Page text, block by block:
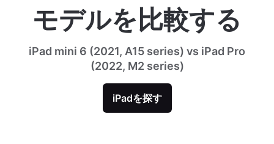
モデルを比較する
iPad mini 6 (2021, A15 series) vs iPad Pro
(2022, M2 series)
iPadを探す